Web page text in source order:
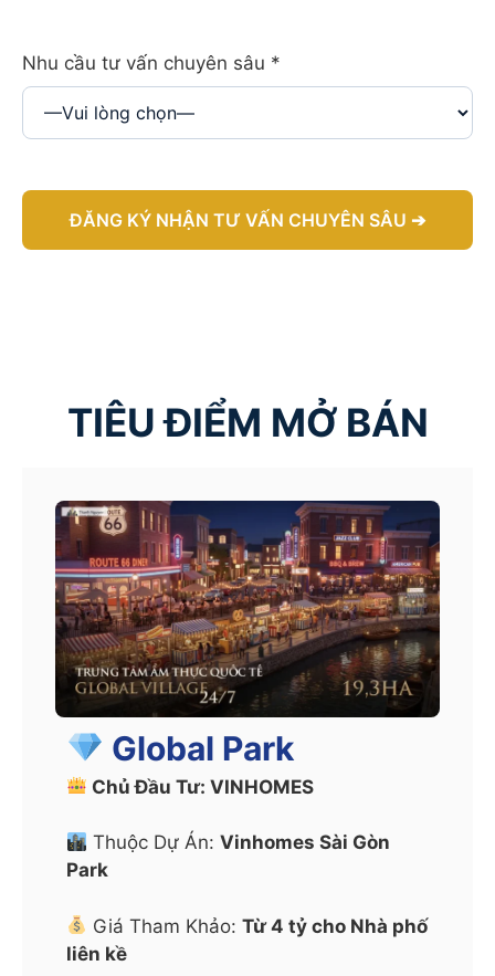
Nhu cầu tư vấn chuyên sâu *
TIÊU ĐIỂM MỞ BÁN
Global Park
Chủ Đầu Tư: VINHOMES
Thuộc Dự Án:Vinhomes Sài Gòn
Park
Giá Tham Khảo:Từ 4 tỷ cho Nhà phố
liên kề